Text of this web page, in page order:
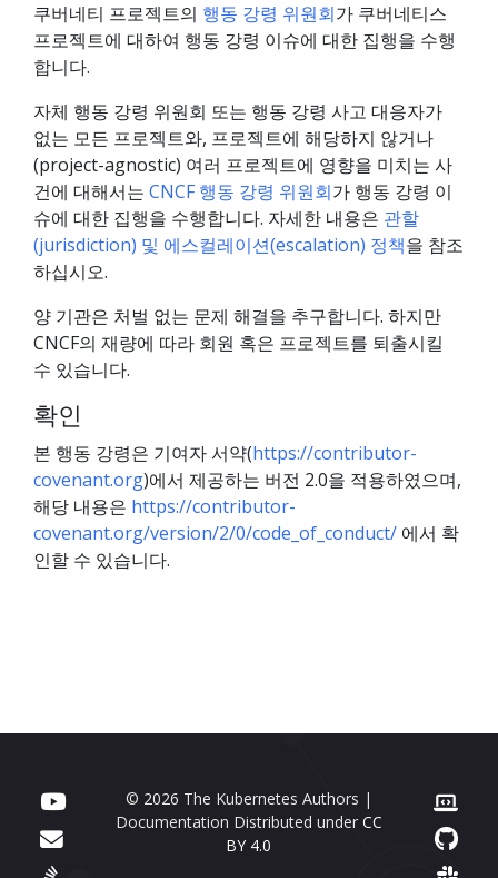
쿠버네티 프로젝트의 행동 강령 위원회가 쿠버네티스
프로젝트에 대하여 행동 강령 이슈에 대한 집행을 수행
합니다.
자체 행동 강령 위원회 또는 행동 강령 사고 대응자가
없는 모든 프로젝트와, 프로젝트에 해당하지 않거나
(project-agnostic) 여러 프로젝트에 영향을 미치는 사
건에 대해서는CNCF 행동 강령 위원회가 행동 강령 이
슈에 대한 집행을 수행합니다. 자세한 내용은 관할
(jurisdiction) 및 에스컬레이션(escalation) 정책을 참조
하십시오.
양 기관은 처벌 없는 문제 해결을 추구합니다. 하지만
CNCF의 재량에 따라 회원 혹은 프로젝트를 퇴출시킬
수 있습니다.
확인
본 행동 강령은 기여자 서약(https://contributor-
covenant.org)에서 제공하는 버전 2.0을 적용하였으며,
해당 내용은 https://contributor-
covenant.org/version/2/0/code_of_conduct/ 에서 확
인할 수 있습니다.
© 2026 The Kubernetes Authors |
Documentation Distributed under CC
BY 4.0